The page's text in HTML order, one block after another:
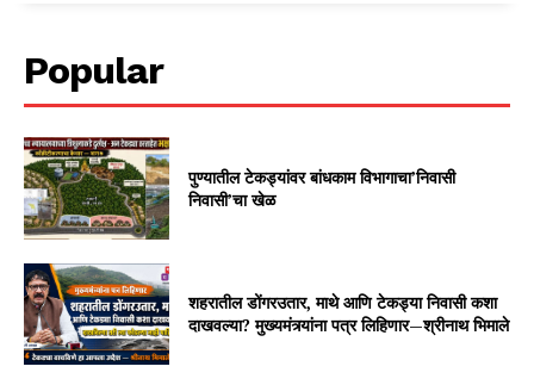
Popular
पुण्यातील टेकड्यांवर बांधकाम विभागाचा’निवासी
निवासी’चा खेळ
शहरातील डोंगरउतार, माथे आणि टेकड्या निवासी कशा
दाखवल्या? मुख्यमंत्र्यांना पत्र लिहिणार—श्रीनाथ भिमाले